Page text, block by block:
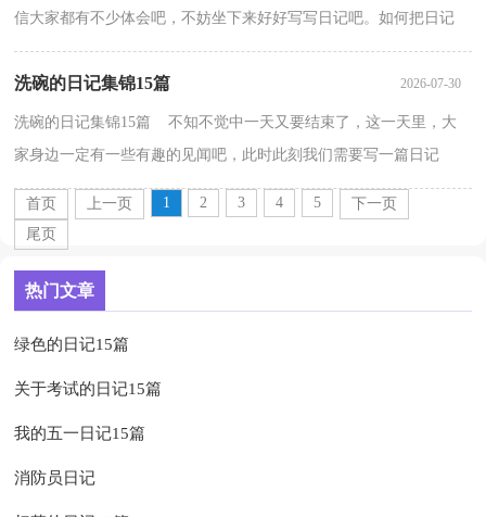
信大家都有不少体会吧，不妨坐下来好好写写日记吧。如何把日记
做到重点突出呢？下面是小编为大家收集的《狂人日记》...
洗碗的日记集锦15篇 2026-07-30
洗碗的日记集锦15篇 不知不觉中一天又要结束了，这一天里，大
家身边一定有一些有趣的见闻吧，此时此刻我们需要写一篇日记
了。为了让您不再为写日记头疼，下面是小编整理的洗碗的...
首页
上一页 1 2 3 4 5
下一页
尾页
热门文章
绿色的日记15篇
关于考试的日记15篇
我的五一日记15篇
消防员日记